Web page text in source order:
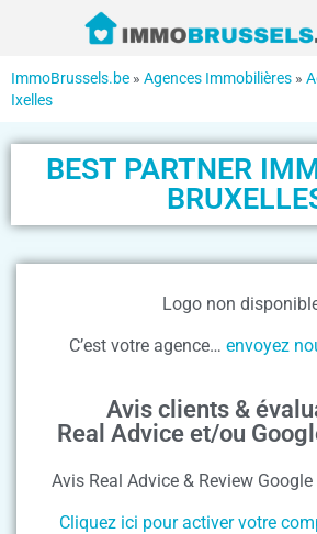
ImmoBrussels.be » Agences Immobilières »
Ixelles
BEST PARTNER
Logo non
C’est votre agence… envoyez
Avis clients &
Real Advice et/ou
Avis Real Advice & Review
Cliquez ici pour activer votre